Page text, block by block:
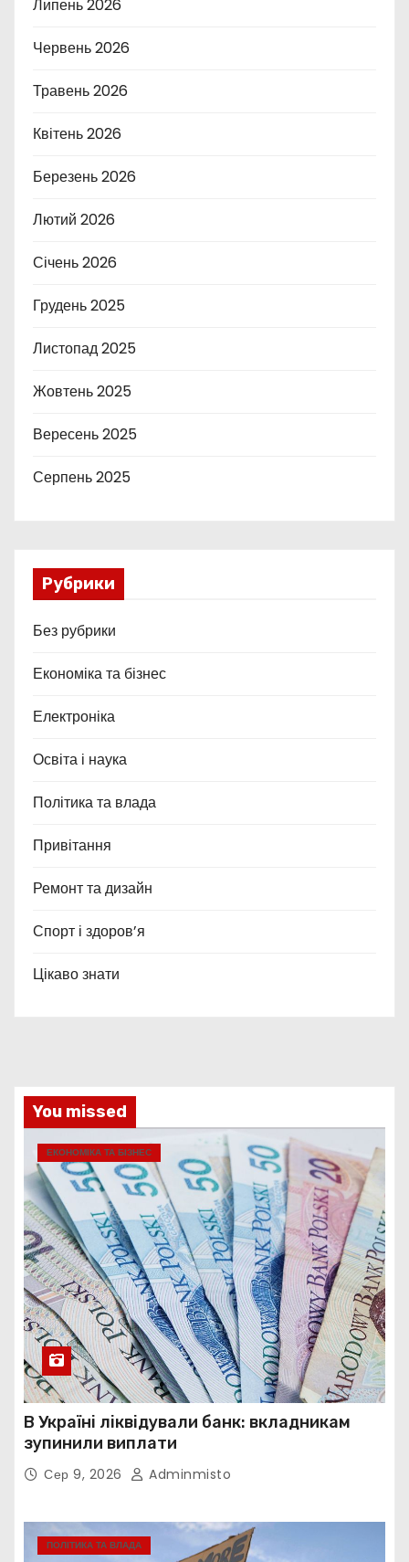
Липень 2026
Червень 2026
Травень 2026
Квітень 2026
Березень 2026
Лютий 2026
Січень 2026
Грудень 2025
Листопад 2025
Жовтень 2025
Вересень 2025
Серпень 2025
Рубрики
Без рубрики
Економіка та бізнес
Електроніка
Освіта і наука
Політика та влада
Привітання
Ремонт та дизайн
Спорт і здоров’я
Цікаво знати
You missed
ЕКОНОМІКА ТА БІЗНЕС
В Україні ліквідували банк: вкладникам
зупинили виплати
Сер 9, 2026 Adminmisto
ПОЛІТИКА ТА ВЛАДА